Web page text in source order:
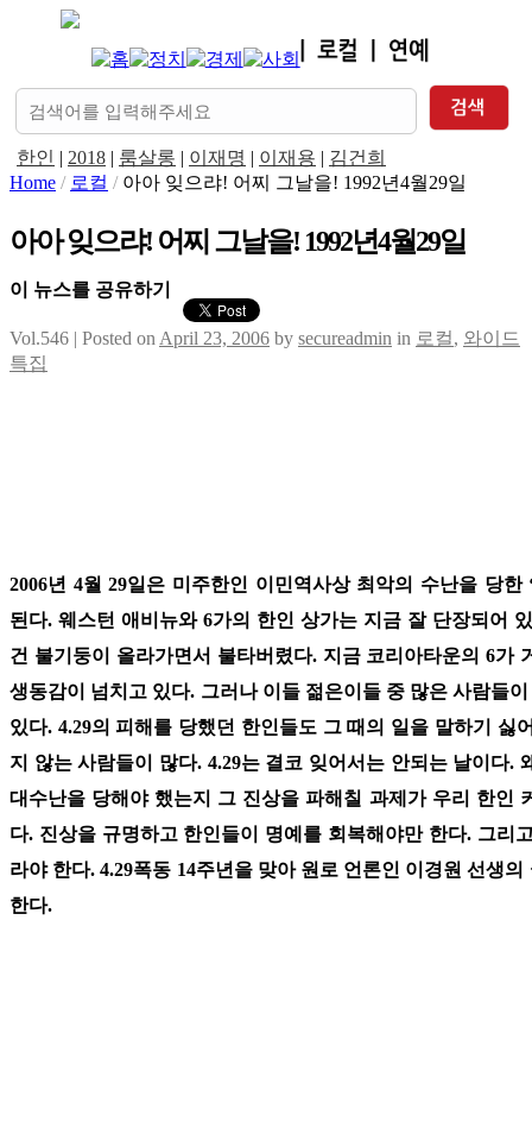
한인 | 2018 | 룸살롱 | 이재명 | 이재용 | 김건희
Home / 로컬 / 아아 잊으랴! 어찌 그날을! 1992년4월29일
아아 잊으랴! 어찌 그날을! 1992년4월29일
이 뉴스를 공유하기
Vol.546 | Posted on April 23, 2006 by secureadmin in 로컬, 와이드
특집
2006년 4월 29일은 미주한인 이민역사상 최악의 수난을 당한
된다. 웨스턴 애비뉴와 6가의 한인 상가는 지금 잘 단장되어
건 불기둥이 올라가면서 불타버렸다. 지금 코리아타운의 6가
생동감이 넘치고 있다. 그러나 이들 젊은이들 중 많은 사람들이
있다. 4.29의 피해를 당했던 한인들도 그 때의 일을 말하기 싫
지 않는 사람들이 많다. 4.29는 결코 잊어서는 안되는 날이다.
대수난을 당해야 했는지 그 진상을 파해칠 과제가 우리 한인
다. 진상을 규명하고 한인들이 명예를 회복해야만 한다. 그리
라야 한다. 4.29폭동 14주년을 맞아 원로 언론인 이경원 선생의
한다.